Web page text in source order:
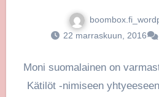
22 marraskuun, 2016
Moni suomalainen on
Kätilöt -nimiseen